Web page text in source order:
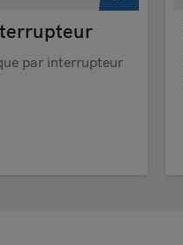
par interrupteur